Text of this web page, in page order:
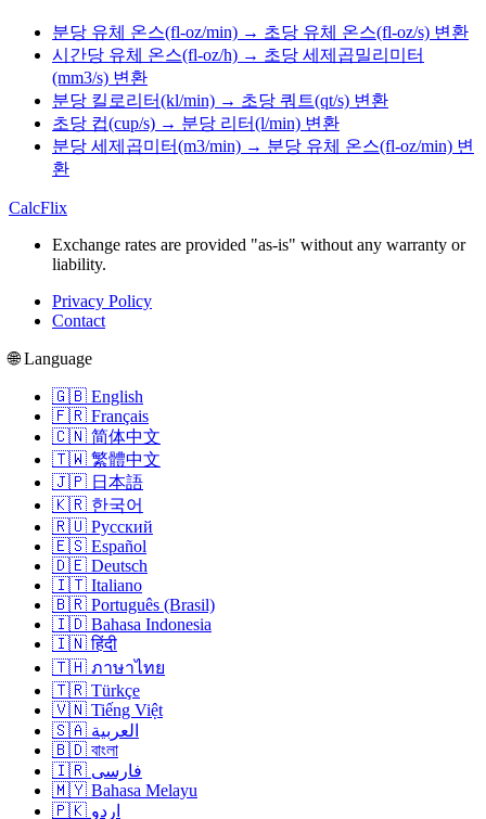
분당 유체 온스(fl-oz/min) → 초당 유체 온스(fl-oz/s) 변환
시간당 유체 온스(fl-oz/h) → 초당 세제곱밀리미터
(mm3/s) 변환
분당 킬로리터(kl/min) → 초당 쿼트(qt/s) 변환
초당 컵(cup/s) → 분당 리터(l/min) 변환
분당 세제곱미터(m3/min) → 분당 유체 온스(fl-oz/min) 변
환
CalcFlix
Exchange rates are provided "as-is" without any warranty or
liability.
Privacy Policy
Contact
🌐 Language
🇬🇧 English
🇫🇷 Français
🇨🇳 简体中文
🇹🇼 繁體中文
🇯🇵 日本語
🇰🇷 한국어
🇷🇺 Русский
🇪🇸 Español
🇩🇪 Deutsch
🇮🇹 Italiano
🇧🇷 Português (Brasil)
🇮🇩 Bahasa Indonesia
🇮🇳 हिंदी
🇹🇭 ภาษาไทย
🇹🇷 Türkçe
🇻🇳 Tiếng Việt
🇸🇦 العربية
🇧🇩 বাংলা
🇮🇷 فارسی
🇲🇾 Bahasa Melayu
🇵🇰 اردو